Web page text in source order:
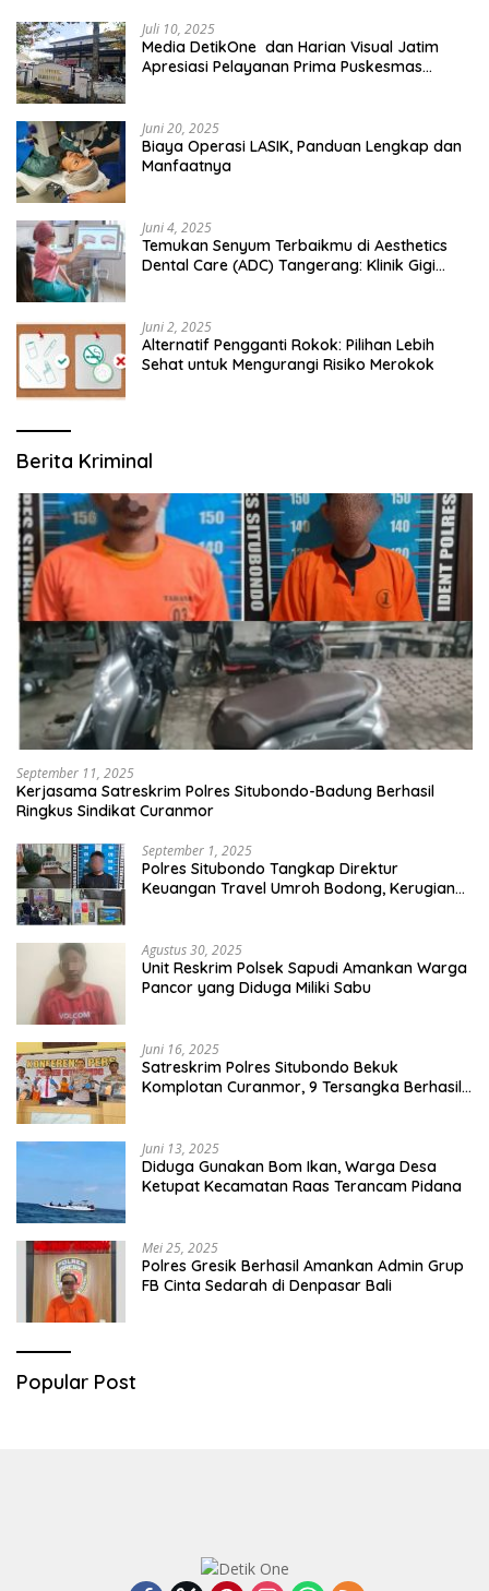
Juli 10, 2025
Media DetikOne dan Harian Visual Jatim
Apresiasi Pelayanan Prima Puskesmas
Juni 20, 2025
Biaya Operasi LASIK, Panduan Lengkap dan
Manfaatnya
Juni 4, 2025
Temukan Senyum Terbaikmu di Aesthetics
Dental Care (ADC) Tangerang: Klinik Gigi
Juni 2, 2025
Alternatif Pengganti Rokok: Pilihan Lebih
Sehat untuk Mengurangi Risiko Merokok
Berita Kriminal
September 11, 2025
Kerjasama Satreskrim Polres Situbondo-Badung Berhasil
Ringkus Sindikat Curanmor
September 1, 2025
Polres Situbondo Tangkap Direktur
Keuangan Travel Umroh Bodong, Kerugian
Agustus 30, 2025
Unit Reskrim Polsek Sapudi Amankan Warga
Pancor yang Diduga Miliki Sabu
Juni 16, 2025
Satreskrim Polres Situbondo Bekuk
Komplotan Curanmor, 9 Tersangka Berhasil
Juni 13, 2025
Diduga Gunakan Bom Ikan, Warga Desa
Ketupat Kecamatan Raas Terancam Pidana
Mei 25, 2025
Polres Gresik Berhasil Amankan Admin Grup
FB Cinta Sedarah di Denpasar Bali
Popular Post